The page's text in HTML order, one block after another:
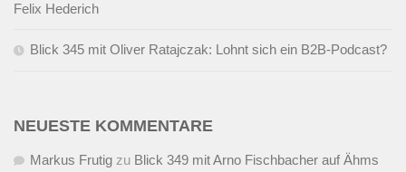
Felix Hederich
Blick 345 mit Oliver Ratajczak: Lohnt sich ein B2B-Podcast?
NEUESTE KOMMENTARE
Markus Frutig zu Blick 349 mit Arno Fischbacher auf Ähms